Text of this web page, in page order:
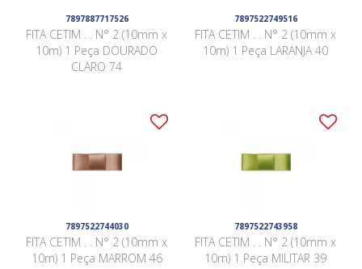
7897887717526
FITA CETIM . . N° 2 (10mm x
10m) 1 Peça DOURADO
CLARO 74
7897522749516
FITA CETIM . . N° 2 (10mm x
10m) 1 Peça LARANJA 40
7897522744030
FITA CETIM . . N° 2 (10mm x
10m) 1 Peça MARROM 46
7897522743958
FITA CETIM . . N° 2 (10mm x
10m) 1 Peça MILITAR 39